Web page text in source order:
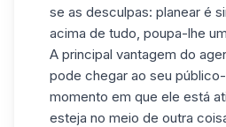
se as desculpas: planear é
acima de tudo, poupa-lhe
A principal vantagem do
pode chegar ao seu
momento em que ele está
esteja no meio de outra